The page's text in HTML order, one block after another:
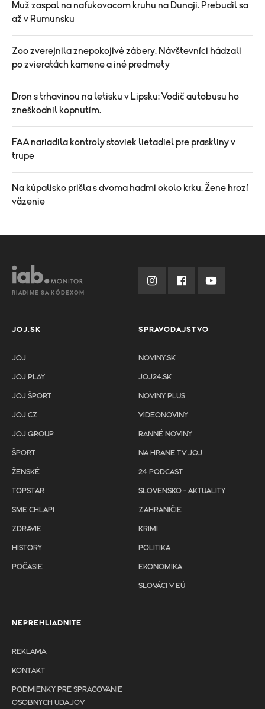
Muž zaspal na nafukovacom kruhu na Dunaji. Prebudil sa
až v Rumunsku
Zoo zverejnila znepokojivé zábery. Návštevníci hádzali
po zvieratách kamene a iné predmety
Dron s trhavinou na letisku v Lipsku: Vodič autobusu ho
zneškodnil kopnutím.
FAA nariadila kontroly stoviek lietadiel pre praskliny v
trupe
Na kúpalisko prišla s dvoma hadmi okolo krku. Žene hrozí
väzenie
RIADIME SA KÓDEXOM
JOJ.SK
JOJ
JOJ PLAY
JOJ ŠPORT
JOJ CZ
JOJ GROUP
ŠPORT
ŽENSKÉ
TOPSTAR
SME CHLAPI
ZDRAVIE
HISTORY
POČASIE
SPRAVODAJSTVO
NOVINY.SK
JOJ24.SK
NOVINY PLUS
VIDEONOVINY
RANNÉ NOVINY
NA HRANE TV JOJ
24 PODCAST
SLOVENSKO - AKTUALITY
ZAHRANIČIE
KRIMI
POLITIKA
EKONOMIKA
SLOVÁCI V EÚ
NEPREHLIADNITE
REKLAMA
KONTAKT
PODMIENKY PRE SPRACOVANIE
OSOBNYCH UDAJOV